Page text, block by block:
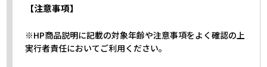
【注意事項】
※HP商品説明に記載の対象年齢や注意事項をよく確認の上
実行者責任においてご利用ください。